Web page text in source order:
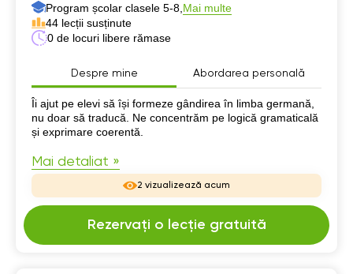
Program școlar clasele 5-8, Mai multe
44 lecții susținute
0 de locuri libere rămase
Despre mine Abordarea personală
Despre mine
Îi ajut pe elevi să își formeze gândirea în limba germană,
nu doar să traducă. Ne concentrăm pe logică gramaticală
și exprimare coerentă.
Mai detaliat »
2 vizualizează acum
Rezervați o lecție gratuită